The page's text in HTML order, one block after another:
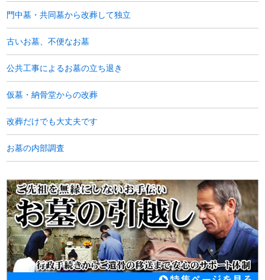
門中墓・共同墓から改葬して独立
古いお墓、不便なお墓
公共工事によるお墓の立ち退き
仮墓・納骨堂からの改葬
改葬だけでも大丈夫です
お墓の内部調査